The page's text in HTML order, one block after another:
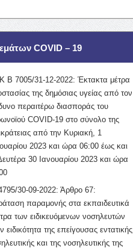
COVID – 19
Β 7005/31-12-2022: Έκτακτα μέτρα
της δημόσιας υγείας από τον
περαιτέρω διασποράς του
COVID-19 στο σύνολο της
από την Κυριακή, 1
2023 και ώρα 06:00 έως και
30 Ιανουαρίου 2023 και ώρα
30-09-2022: Άρθρο 67:
παραμονής στα εκπαιδευτικά
των ειδικευόμενων νοσηλευτών
ειδικότητα της επείγουσας εντατικής
και της νοσηλευτικής της